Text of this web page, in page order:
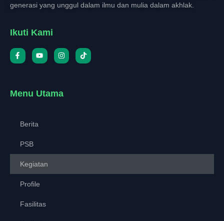
generasi yang unggul dalam ilmu dan mulia dalam akhlak.
Ikuti Kami
Menu Utama
Berita
PSB
Kegiatan
Profile
Fasilitas